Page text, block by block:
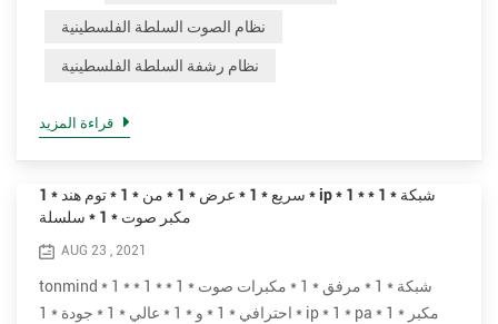
مسجل أو موسيقى. تستخدم أنظمة السلطة الفلسطينية في أي
مكان علني يتطلب أن يكون مذيع أو فنانا، إلخ. تكون مسموعة بدرجة
كافية على مسافة أو أكثر من مساحة كبيرة. تشمل التطبيقات
نظام الصوت السلطة الفلسطينية
نظام رشفة السلطة الفلسطينية
قراءة المزيد
سريع * 1 * عرض * 1 * من * 1 * توم هند * 1 * ip * 1 * شبكة * 1 *
مكبر صوت * 1 * سلسلة
AUG 23 , 2021
tonmind * 1 * شبكة * 1 * مرفق * 1 * مكبرات صوت * 1 * * 1 *
احترافي * 1 * و * 1 * عالي * 1 * جودة * 1 * ip * 1 * pa * 1 * مكبر